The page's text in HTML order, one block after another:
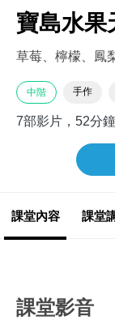
寶島水果
草莓、檸檬、鳳
中階 手作
7部影片，52分鐘
課堂內容 課堂
課堂影音